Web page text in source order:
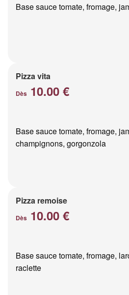
Base sauce tomate, fromage,
Pizza vita
Dès 10.00 €
Base sauce tomate, fromage,
champignons, gorgonzola
Pizza remoise
Dès 10.00 €
Base sauce tomate, fromage,
raclette